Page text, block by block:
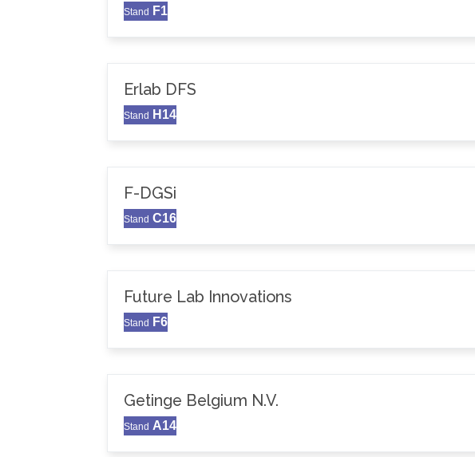
Stand F1
Erlab DFS
Stand H14
F-DGSi
Stand C16
Future Lab Innovations
Stand F6
Getinge Belgium N.V.
Stand A14